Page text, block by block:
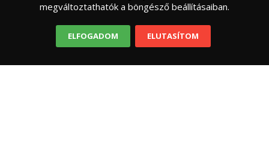
megváltoztathatók a böngésző beállításaiban.
ELFOGADOM ELUTASÍTOM